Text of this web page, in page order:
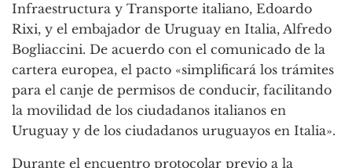
Infraestructura y Transporte italiano, Edoardo
Rixi, y el embajador de Uruguay en Italia, Alfredo
Bogliaccini. De acuerdo con el comunicado de la
cartera europea, el pacto «simplificará los trámites
para el canje de permisos de conducir, facilitando
la movilidad de los ciudadanos italianos en
Uruguay y de los ciudadanos uruguayos en Italia».
Durante el encuentro protocolar previo a la